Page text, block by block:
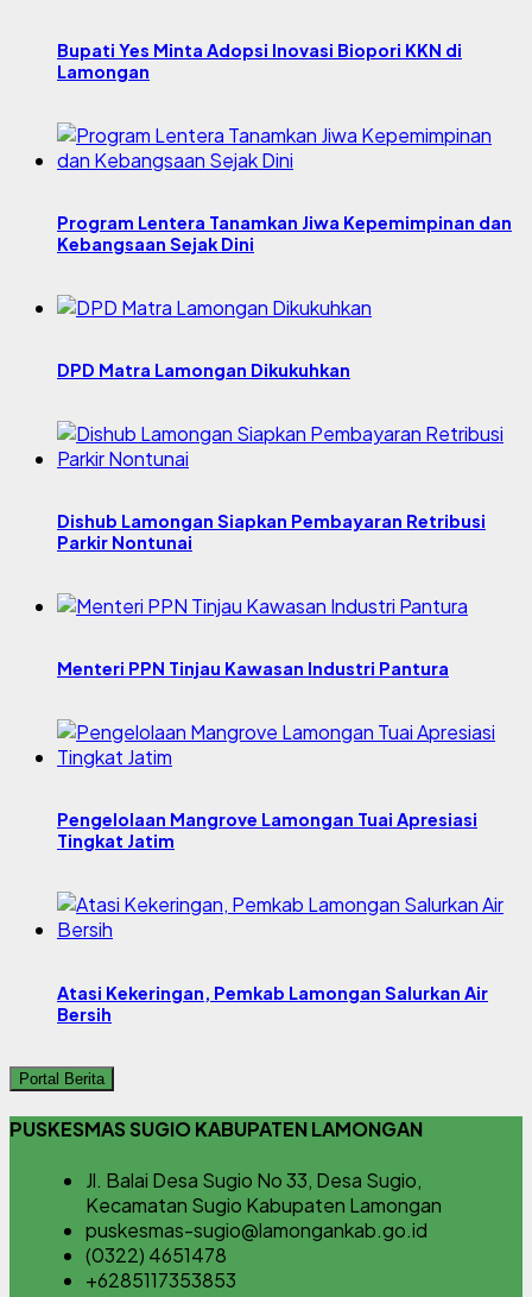
Bupati Yes Minta Adopsi Inovasi Biopori KKN di
Lamongan
Program Lentera Tanamkan Jiwa Kepemimpinan dan
Kebangsaan Sejak Dini
DPD Matra Lamongan Dikukuhkan
Dishub Lamongan Siapkan Pembayaran Retribusi
Parkir Nontunai
Menteri PPN Tinjau Kawasan Industri Pantura
Pengelolaan Mangrove Lamongan Tuai Apresiasi
Tingkat Jatim
Atasi Kekeringan, Pemkab Lamongan Salurkan Air
Bersih
Portal Berita
PUSKESMAS SUGIO KABUPATEN LAMONGAN
Jl. Balai Desa Sugio No 33, Desa Sugio,
Kecamatan Sugio Kabupaten Lamongan
puskesmas-sugio@lamongankab.go.id
(0322) 4651478
+6285117353853